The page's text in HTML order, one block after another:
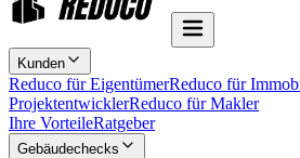
Kunden
Reduco für EigentümerReduco für
ProjektentwicklerReduco für Makler
Ihre VorteileRatgeber
Gebäudechecks